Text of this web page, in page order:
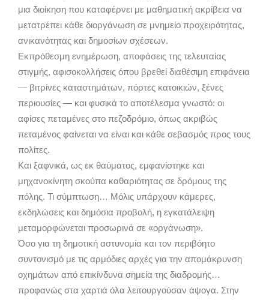
μια διοίκηση που καταφέρνει με μαθηματική ακρίβεια να
μετατρέπει κάθε διοργάνωση σε μνημείο προχειρότητας,
ανικανότητας και δημοσίων σχέσεων.
Εκπρόθεσμη ενημέρωση, αποφάσεις της τελευταίας
στιγμής, αφισοκολλήσεις όπου βρεθεί διαθέσιμη επιφάνεια
— βιτρίνες καταστημάτων, πόρτες κατοικιών, ξένες
περιουσίες — και φυσικά το αποτέλεσμα γνωστό: οι
αφίσες πεταμένες στο πεζοδρόμιο, όπως ακριβώς
πεταμένος φαίνεται να είναι και κάθε σεβασμός προς τους
πολίτες.
Και ξαφνικά, ως εκ θαύματος, εμφανίστηκε και
μηχανοκίνητη σκούπα καθαριότητας σε δρόμους της
πόλης. Τι σύμπτωση… Μόλις υπάρχουν κάμερες,
εκδηλώσεις και δημόσια προβολή, η εγκατάλειψη
μεταμορφώνεται προσωρινά σε «οργάνωση».
Όσο για τη δημοτική αστυνομία και τον περιβόητο
συντονισμό με τις αρμόδιες αρχές για την απομάκρυνση
οχημάτων από επικίνδυνα σημεία της διαδρομής…
προφανώς στα χαρτιά όλα λειτουργούσαν άψογα. Στην